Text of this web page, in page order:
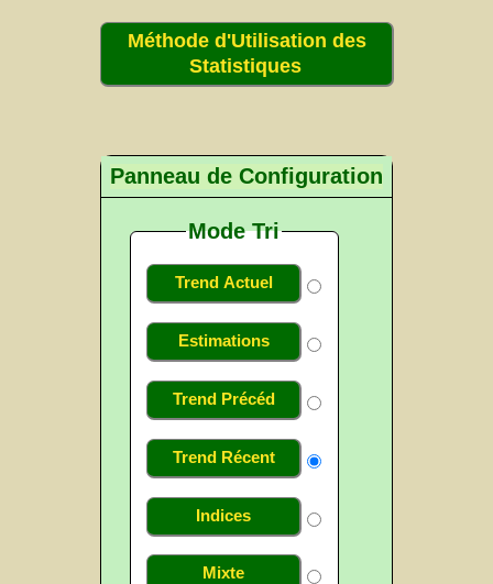
Méthode d'Utilisation des
Statistiques
Panneau de Configuration
Mode Tri
Trend Actuel
Estimations
Trend Précéd
Trend Récent
Indices
Mixte